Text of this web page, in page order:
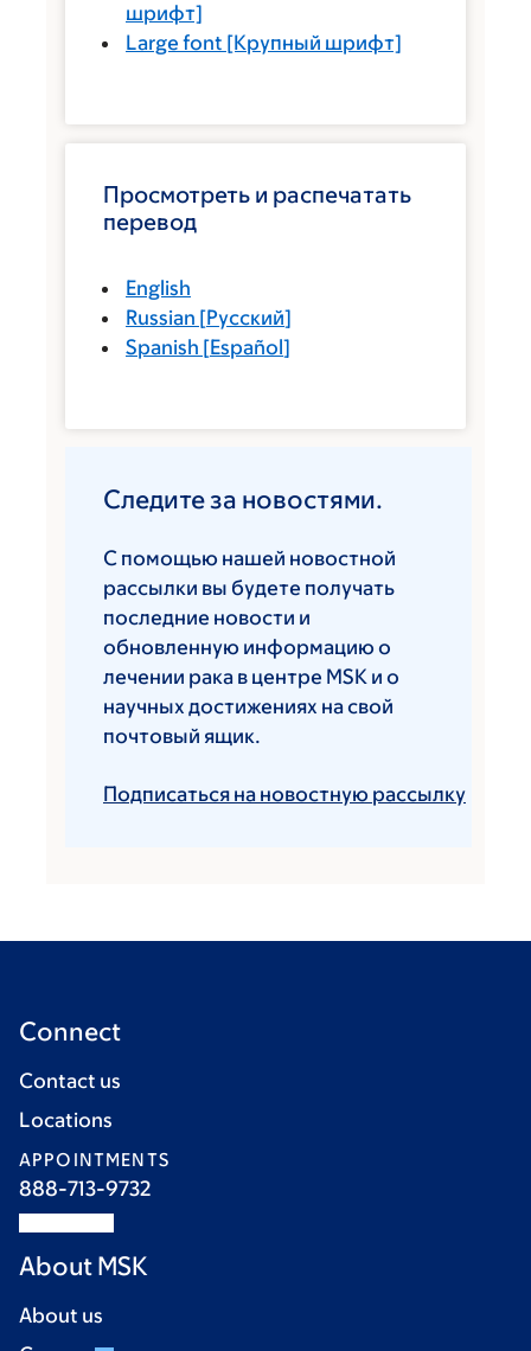
шрифт]
Large font [Крупный шрифт]
Просмотреть и распечатать
перевод
English
Russian [Русский]
Spanish [Español]
Следите за новостями.
С помощью нашей новостной
рассылки вы будете получать
последние новости и
обновленную информацию о
лечении рака в центре MSK и о
научных достижениях на свой
почтовый ящик.
Подписаться на новостную рассылку
Connect
Contact us
Locations
APPOINTMENTS
888-713-9732
About MSK
About us